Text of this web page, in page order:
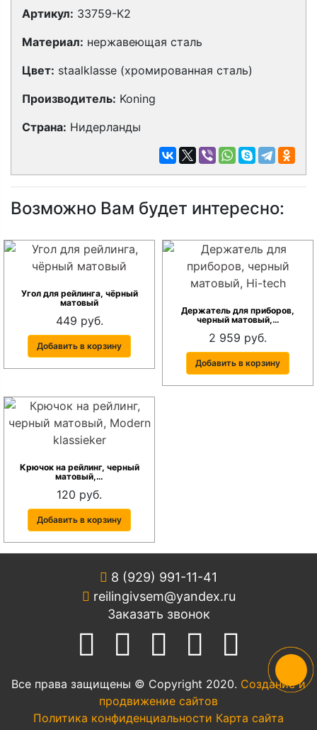
Артикул: 33759-К2
Материал: нержавеющая сталь
Цвет: staalklasse (хромированная сталь)
Производитель: Koning
Страна: Нидерланды
Возможно Вам будет интересно:
Угол для рейлинга, чёрный
матовый
449 руб.
Добавить в корзину
Держатель для приборов,
черный матовый,…
2 959 руб.
Добавить в корзину
Крючок на рейлинг, черный
матовый,…
120 руб.
Добавить в корзину
8 (929) 991-11-41
reilingivsem@yandex.ru
Заказать звонок
Все права защищены © Copyright 2020. Создание и
продвижение сайтов
Политика конфиденциальности Карта сайта